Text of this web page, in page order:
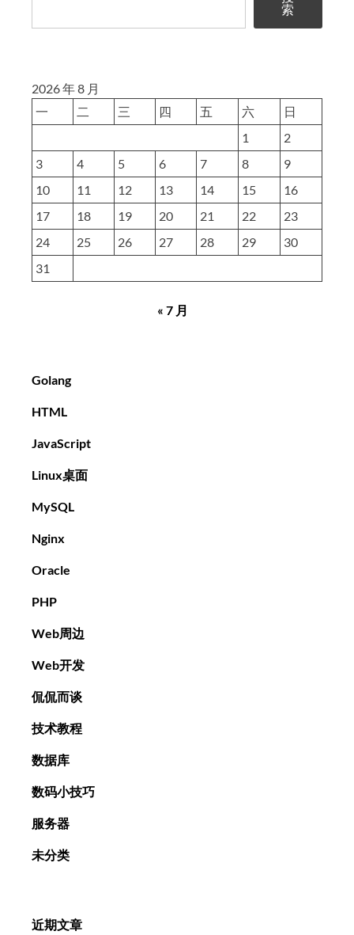
路
际
径
带’/’的
区
别
详
索
2026 年 8 月
一
二 三 四 五 六
日
1
2
3
4 5 6 7 8
9
10
11 12 13 14 15
16
17
18 19 20 21 22
23
24
25 26 27 28 29
30
31
« 7 月
Golang
HTML
JavaScript
Linux桌面
MySQL
Nginx
Oracle
PHP
Web周边
Web开发
侃侃而谈
技术教程
数据库
数码小技巧
服务器
未分类
近期文章